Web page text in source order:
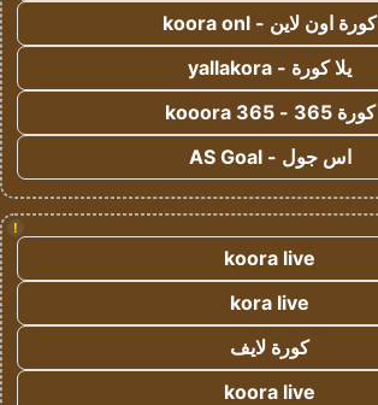
كورة اون لاين - koora onl
يلا كورة - yallakora
كورة 365 - kooora 365
اس جول - AS Goal
!
koora live
kora live
كورة لايف
koora live